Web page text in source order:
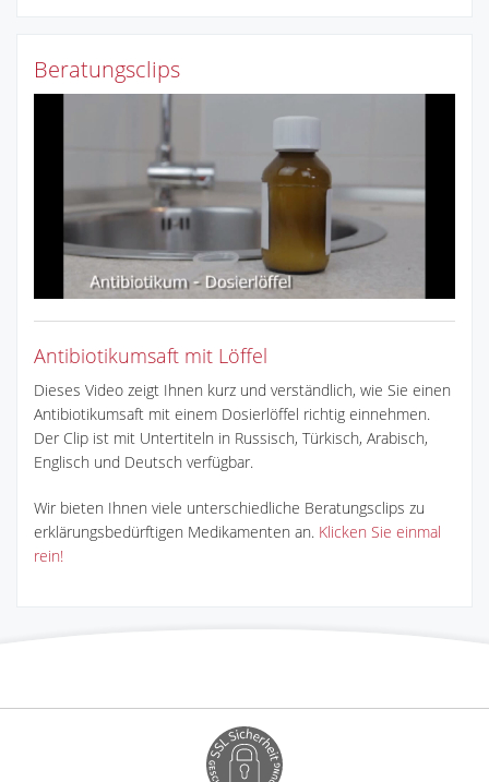
Beratungsclips
Antibiotikumsaft mit Löffel
Dieses Video zeigt Ihnen kurz und verständlich, wie Sie einen
Antibiotikumsaft mit einem Dosierlöffel richtig einnehmen.
Der Clip ist mit Untertiteln in Russisch, Türkisch, Arabisch,
Englisch und Deutsch verfügbar.
Wir bieten Ihnen viele unterschiedliche Beratungsclips zu
erklärungsbedürftigen Medikamenten an. Klicken Sie einmal
rein!